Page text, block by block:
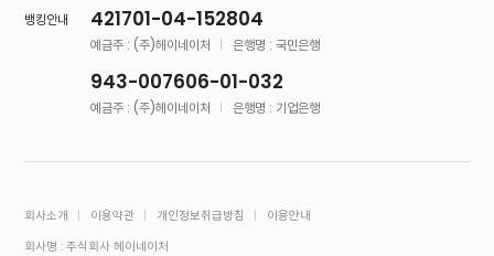
뱅킹안내
421701-04-152804
예금주 : (주)헤이네이처 은행명 : 국민은행
943-007606-01-032
예금주 : (주)헤이네이처 은행명 : 기업은행
회사소개 이용약관 개인정보취급방침
이용안내
회사명 : 주식회사 헤이네이처